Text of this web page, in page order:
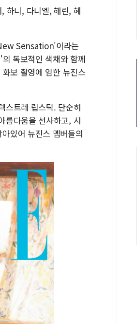
[컨콜] 롯데케미칼, "LPG 투입 비중
대형 저축은행 4%대 예금 사라진다
서울 노원 40.2도…8년 만에 서울서
한전, 한전기술지주 출범…에너지 유
SK하이닉스, 용인·청주에 54조 투
하니, 다니엘, 해린, 혜
Sensation'이라는
독보적인 색채와 함께
보 촬영에 임한 뉴진스
스트레 립스틱. 단순히
름다움을 선사하고, 시
있어 뉴진스 멤버들의